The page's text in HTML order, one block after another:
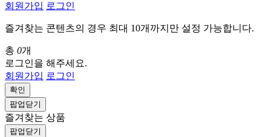
회원가입 로그인
즐겨찾는 콘텐츠의 경우 최대 10개까지만 설정 가능합니다.
총 0개
로그인을 해주세요.
회원가입 로그인
확인
팝업닫기
즐겨찾는 상품
팝업닫기